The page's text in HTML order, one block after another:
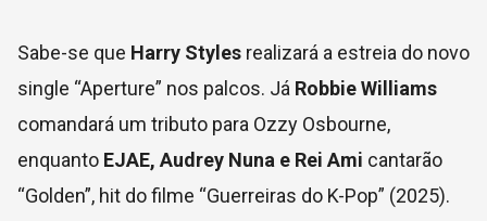
Sabe-se que Harry Styles realizará a estreia do novo
single “Aperture” nos palcos. Já Robbie Williams
comandará um tributo para Ozzy Osbourne,
enquanto EJAE, Audrey Nuna e Rei Ami cantarão
“Golden”, hit do filme “Guerreiras do K-Pop” (2025).